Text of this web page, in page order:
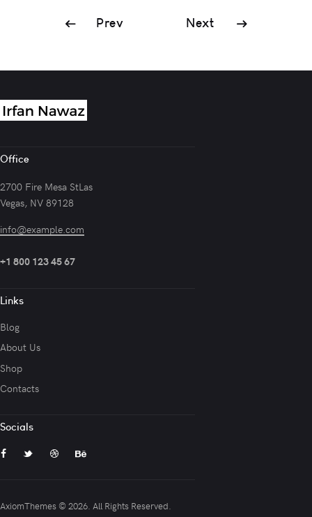
Prev Next
Office
2700 Fire Mesa StLas
Vegas, NV 89128
info@example.com
+1 800 123 45 67
Links
Blog
About Us
Shop
Contacts
Socials
AxiomThemes © 2026. All Rights Reserved.